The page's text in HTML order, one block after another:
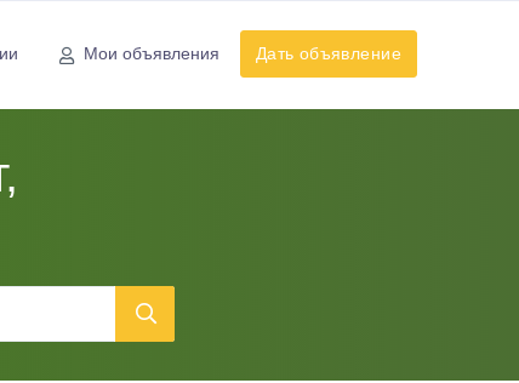
Мои объявления Дать объявление